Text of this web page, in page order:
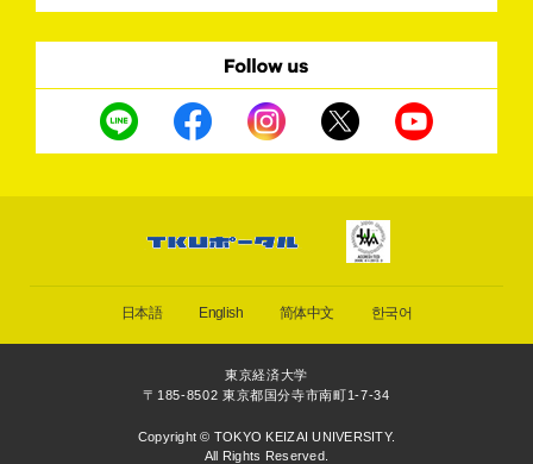
日本語 English 简体中文 한국어
東京経済大学
〒185-8502 東京都国分寺市南町1-7-34
Copyright © TOKYO KEIZAI UNIVERSITY.
All Rights Reserved.